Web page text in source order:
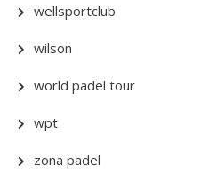
wellsportclub
wilson
world padel tour
wpt
zona padel